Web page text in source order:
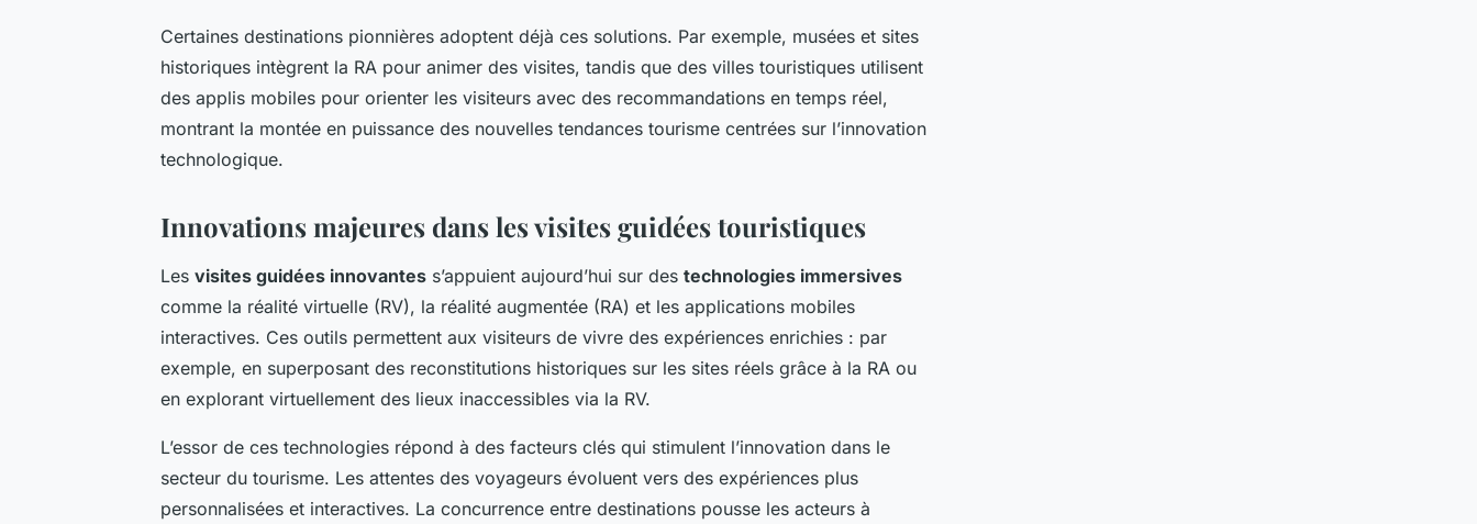
Certaines destinations pionnières adoptent déjà ces solutions. Par exemple, musées et sites
historiques intègrent la RA pour animer des visites, tandis que des villes touristiques utilisent
des applis mobiles pour orienter les visiteurs avec des recommandations en temps réel,
montrant la montée en puissance des nouvelles tendances tourisme centrées sur l’innovation
technologique.
Innovations majeures dans les visites guidées touristiques
Les visites guidées innovantes s’appuient aujourd’hui sur des technologies immersives
comme la réalité virtuelle (RV), la réalité augmentée (RA) et les applications mobiles
interactives. Ces outils permettent aux visiteurs de vivre des expériences enrichies : par
exemple, en superposant des reconstitutions historiques sur les sites réels grâce à la RA ou
en explorant virtuellement des lieux inaccessibles via la RV.
L’essor de ces technologies répond à des facteurs clés qui stimulent l’innovation dans le
secteur du tourisme. Les attentes des voyageurs évoluent vers des expériences plus
personnalisées et interactives. La concurrence entre destinations pousse les acteurs à